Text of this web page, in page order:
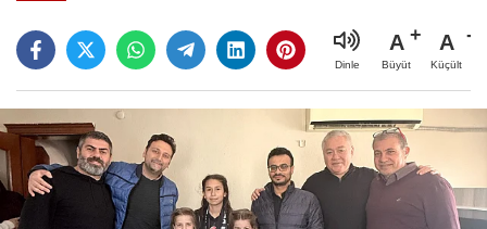
Dinle
A
Büyüt
A
Küçült